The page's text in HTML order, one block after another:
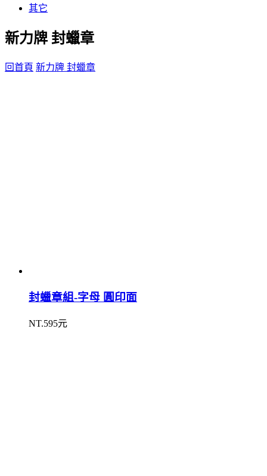
其它
新力牌 封蠟章
回首頁 新力牌 封蠟章
封蠟章組-字母 圓印面
NT.595元